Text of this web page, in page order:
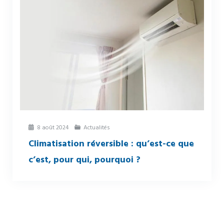
8 août 2024 Actualités
Climatisation réversible : qu’est-ce que
c’est, pour qui, pourquoi ?